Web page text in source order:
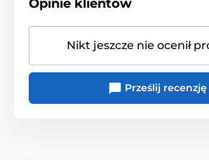
Opinie klientów
Nikt jeszcze nie ocenił
Prześlij recenzję